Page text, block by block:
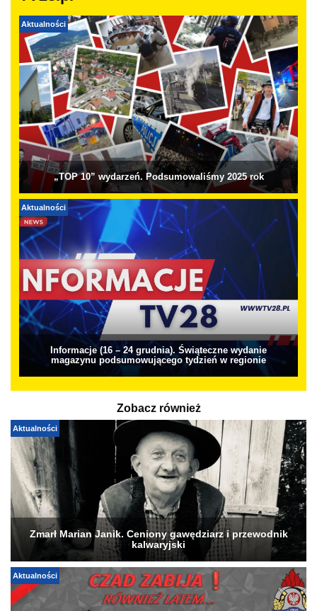
Aktualności
„TOP 10” wydarzeń. Podsumowaliśmy 2025 rok
Aktualności
Informacje (16 – 24 grudnia). Świąteczne wydanie
magazynu podsumowującego tydzień w regionie
Zobacz również
Aktualności
Zmarł Marian Janik. Ceniony gawędziarz i przewodnik
kalwaryjski
Aktualności